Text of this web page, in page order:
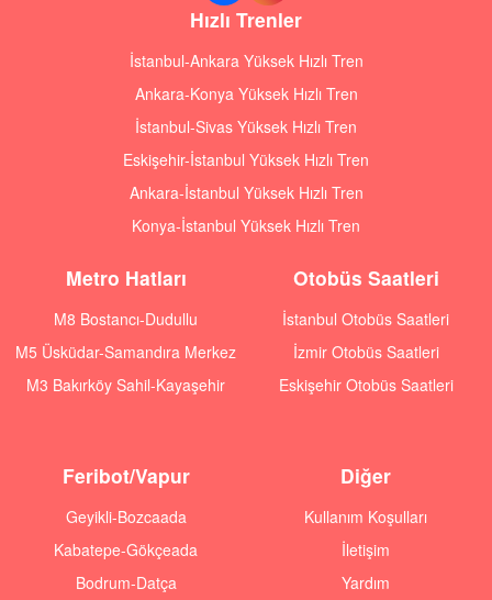
Hızlı Trenler
İstanbul-Ankara Yüksek Hızlı Tren
Ankara-Konya Yüksek Hızlı Tren
İstanbul-Sivas Yüksek Hızlı Tren
Eskişehir-İstanbul Yüksek Hızlı Tren
Ankara-İstanbul Yüksek Hızlı Tren
Konya-İstanbul Yüksek Hızlı Tren
Metro Hatları
M8 Bostancı-Dudullu
M5 Üsküdar-Samandıra Merkez
M3 Bakırköy Sahil-Kayaşehir
Otobüs Saatleri
İstanbul Otobüs Saatleri
İzmir Otobüs Saatleri
Eskişehir Otobüs Saatleri
Feribot/Vapur
Geyikli-Bozcaada
Kabatepe-Gökçeada
Bodrum-Datça
Diğer
Kullanım Koşulları
İletişim
Yardım